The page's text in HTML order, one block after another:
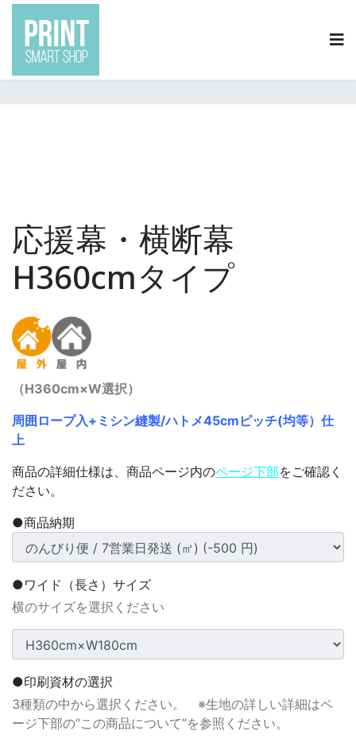
0120-2020-19
現在地:トップ
応援幕・横断幕 H360cmタイプ
応援幕・横断幕
H360cmタイプ
（H360cm×W選択）
周囲ロープ入+ミシン縫製/ハトメ45cmピッチ(均等）仕
上
商品の詳細仕様は、商品ページ内のページ下部をご確認く
ださい。
●商品納期
●ワイド（長さ）サイズ
横のサイズを選択ください
●印刷資材の選択
3種類の中から選択ください。 ※生地の詳しい詳細はペ
ージ下部の“この商品について”を参照ください。